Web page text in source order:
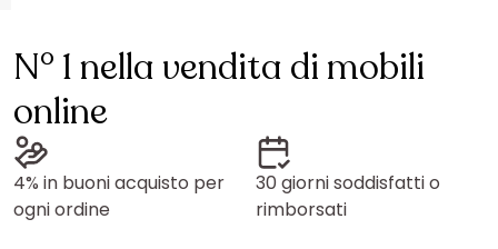
N° 1 nella vendita di mobili
online
4% in buoni acquisto per
ogni ordine
30 giorni soddisfatti o
rimborsati